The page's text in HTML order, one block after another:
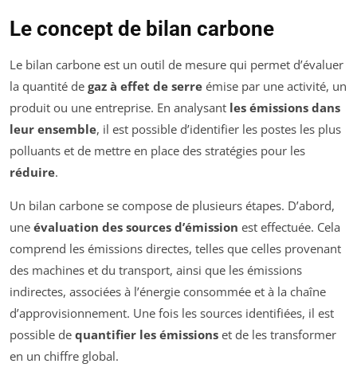
Le concept de bilan carbone
Le bilan carbone est un outil de mesure qui permet d’évaluer
la quantité de gaz à effet de serre émise par une activité, un
produit ou une entreprise. En analysant les émissions dans
leur ensemble, il est possible d’identifier les postes les plus
polluants et de mettre en place des stratégies pour les
réduire.
Un bilan carbone se compose de plusieurs étapes. D’abord,
une évaluation des sources d’émission est effectuée. Cela
comprend les émissions directes, telles que celles provenant
des machines et du transport, ainsi que les émissions
indirectes, associées à l’énergie consommée et à la chaîne
d’approvisionnement. Une fois les sources identifiées, il est
possible de quantifier les émissions et de les transformer
en un chiffre global.